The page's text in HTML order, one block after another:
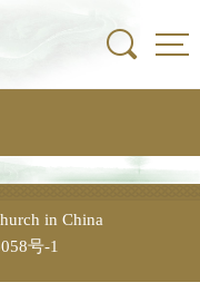
in China
号-1